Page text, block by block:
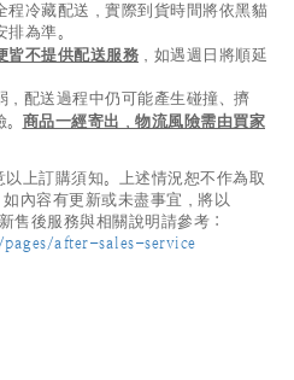
程冷藏配送，實際到貨時間將依黑貓
為準。
皆不提供配送服務 ，如遇週日將順延
，配送過程中仍可能產生碰撞、擠
商品一經寄出，物流風險需由買家
上訂購須知。上述情況恕不作為取
內容有更新或未盡事宜，將以
售後服務與相關說明請參考：
after-sales-service